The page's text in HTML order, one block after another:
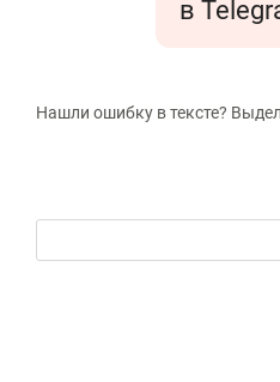
в
Нашли ошибку в тексте?